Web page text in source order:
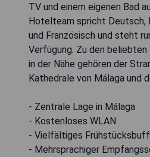
TV und einem eigenen Bad
Hotelteam spricht Deutsch,
und Französisch und steht
Verfügung. Zu den
in der Nähe gehören der
Kathedrale von Málaga und
- Zentrale Lage in Málaga
- Kostenloses WLAN
- Vielfältiges
- Mehrsprachiger